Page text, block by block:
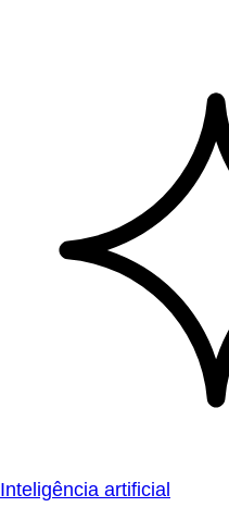
Inteligência artificial